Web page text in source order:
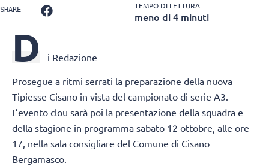
SHARE TEMPO DI LETTURA
meno di 4 minuti
D i Redazione
Prosegue a ritmi serrati la preparazione della nuova
Tipiesse Cisano in vista del campionato di serie A3.
L’evento clou sarà poi la presentazione della squadra e
della stagione in programma sabato 12 ottobre, alle ore
17, nella sala consigliare del Comune di Cisano
Bergamasco.